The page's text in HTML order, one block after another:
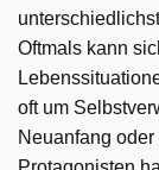
Oftmals kann
oft um
Neuanfang